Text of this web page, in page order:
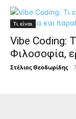
Τι είναι
Vibe Coding:
Φιλοσοφία,
Στέλιος Θεοδωρίδης -